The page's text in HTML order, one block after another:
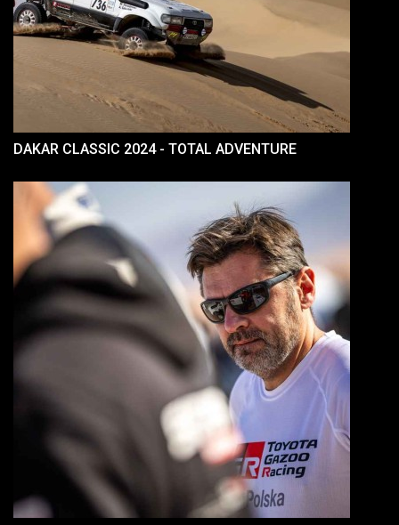
DAKAR CLASSIC 2024 - TOTAL ADVENTURE